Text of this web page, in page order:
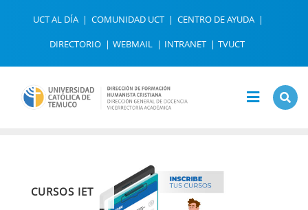
UCT AL DÍA COMUNIDAD UCT
CENTRO DE AYUDA
DIRECTORIO
WEBMAIL INTRANET TVUCT
CURSOS IET